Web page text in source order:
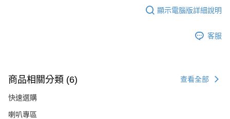
顯示電腦版詳細說明
客服
商品相關分類 (6) 查看全部
快速選購
喇叭專區